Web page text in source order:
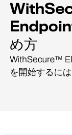
め方
WithSecure™
を開始するに